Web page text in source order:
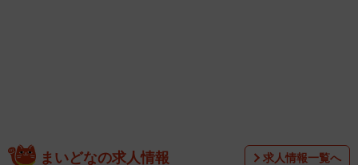
ファストマーケティングが2022年2月に、18歳～59歳の男
まいどなの求人情報 求人情報一覧へ